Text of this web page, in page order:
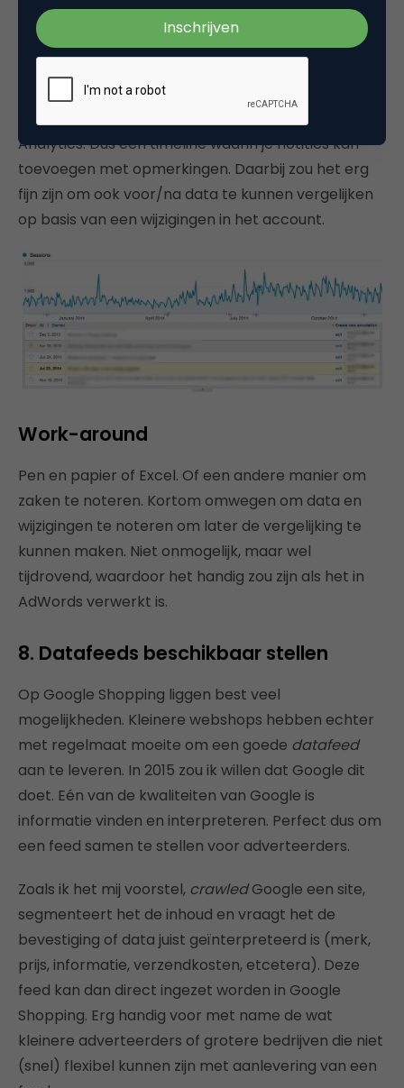
In AdWords is er de change history
waarin je kunt
zien wie wat en op welk moment heeft aangepast
aanpassingen wiltbenchmarken
ik graag zou zien, zijn noties zoals in Google
Analytics. Dus een timeline waarin je notities kan
toevoegen met opmerkingen. Daarbij zou het erg
fijn zijn om ook voor/na data te kunnen vergelijken
op basis van een wijzigingen in het account.
Work-around
Pen en papier of Excel. Of een andere manier om
zaken te noteren. Kortom omwegen om data en
wijzigingen te noteren om later de vergelijking te
kunnen maken. Niet onmogelijk, maar wel
tijdrovend, waardoor het handig zou zijn als het in
AdWords verwerkt is.
8. Datafeeds beschikbaar stellen
Op Google Shopping liggen best veel
mogelijkheden. Kleinere webshops hebben echter
met regelmaat moeite om een goede datafeed
aan te leveren. In 2015 zou ik willen dat Google dit
doet. Eén van de kwaliteiten van Google is
informatie vinden en interpreteren. Perfect dus om
een feed samen te stellen voor adverteerders.
Zoals ik het mij voorstel, crawledGoogle een site,
segmenteert het de inhoud en vraagt het de
bevestiging of data juist geïnterpreteerd is (merk,
prijs, informatie, verzendkosten, etcetera). Deze
feed kan dan direct ingezet worden in Google
Shopping. Erg handig voor met name de wat
kleinere adverteerders of grotere bedrijven die niet
(snel) flexibel kunnen zijn met aanlevering van een